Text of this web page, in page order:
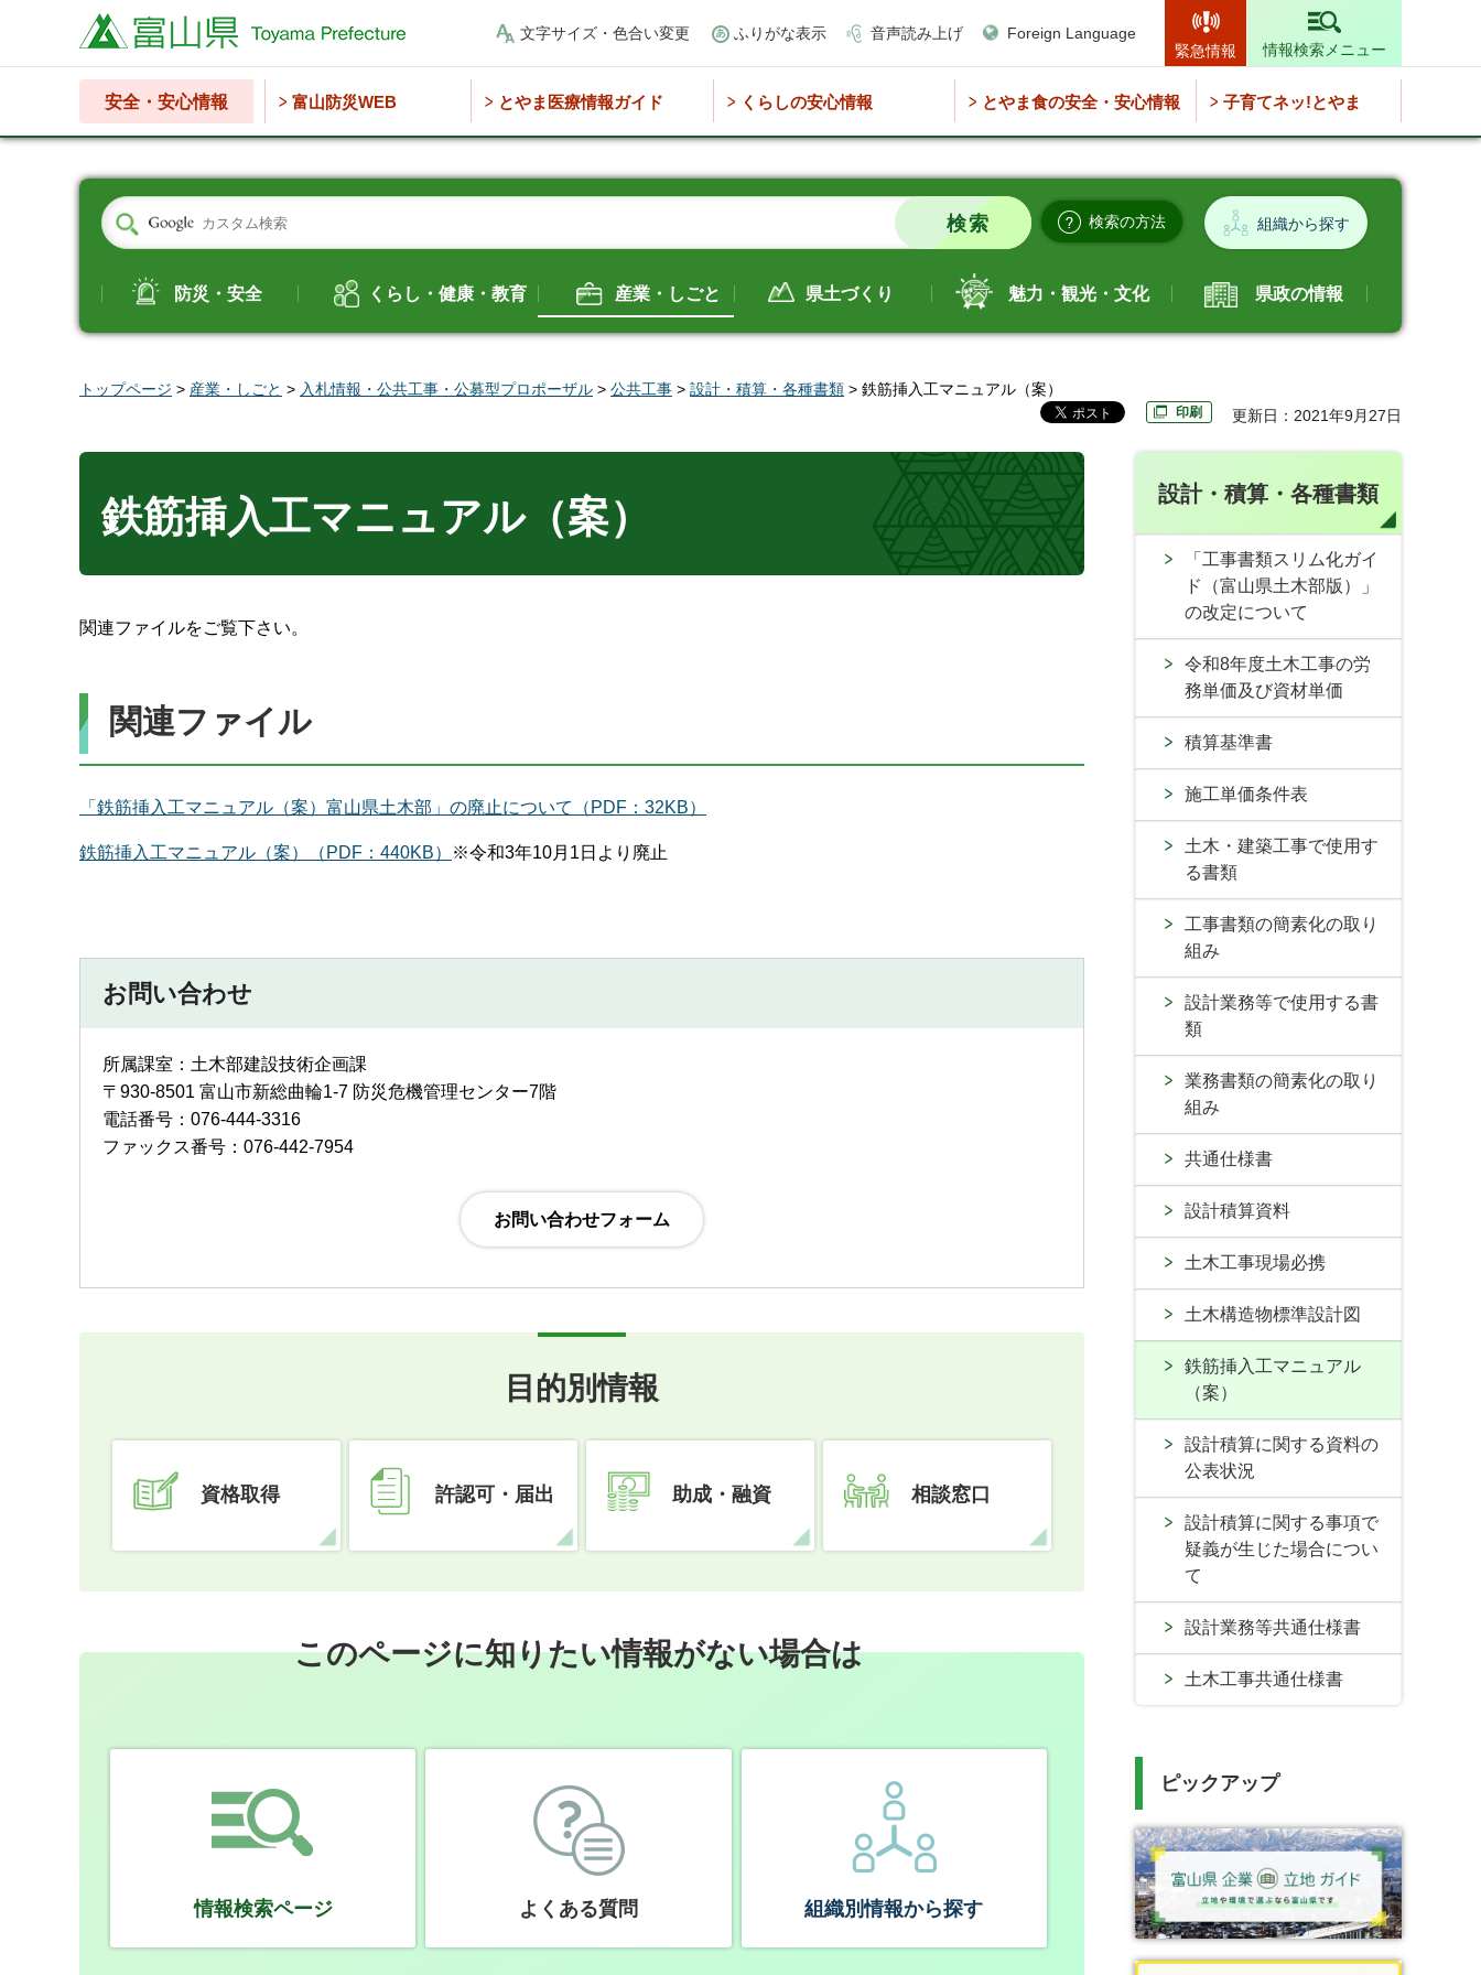
富山県 文字サイズ・色合い変更 ふりがな表示 音声読み上げ
Foreign Language
緊急情報
情報検索メニュー
安全・安心情報 富山防災WEB とやま医療情報ガイド くらしの安心情報 とやま食の安全・安心情報 子育てネッ!とやま
検索の方法 組織から探す
防災・安全 くらし・健康・教育 産業・しごと 県土づくり 魅力・観光・文化 県政の情報
トップページ > 産業・しごと > 入札情報・公共工事・公募型プロポーザル > 公共工事 > 設計・積算・各種書類 > 鉄筋挿入工マニュアル（案）
印刷 更新日：2021年9月27日
鉄筋挿入工マニュアル（案）
関連ファイルをご覧下さい。
関連ファイル
「鉄筋挿入工マニュアル（案）富山県土木部」の廃止について（PDF：32KB）
鉄筋挿入工マニュアル（案）（PDF：440KB） ※令和3年10月1日より廃止
お問い合わせ
所属課室：土木部建設技術企画課
〒930-8501 富山市新総曲輪1-7 防災危機管理センター7階
電話番号：076-444-3316
ファックス番号：076-442-7954
目的別情報
資格取得 許認可・届出 助成・融資 相談窓口
このページに知りたい情報がない場合は
情報検索ページ よくある質問 組織別情報から探す
設計・積算・各種書類
「工事書類スリム化ガイ
ド（富山県土木部版）」
の改定について
令和8年度土木工事の労
務単価及び資材単価
積算基準書
施工単価条件表
土木・建築工事で使用す
る書類
工事書類の簡素化の取り
組み
設計業務等で使用する書
類
業務書類の簡素化の取り
組み
共通仕様書
設計積算資料
土木工事現場必携
土木構造物標準設計図
鉄筋挿入工マニュアル
（案）
設計積算に関する資料の
公表状況
設計積算に関する事項で
疑義が生じた場合につい
て
設計業務等共通仕様書
土木工事共通仕様書
ピックアップ